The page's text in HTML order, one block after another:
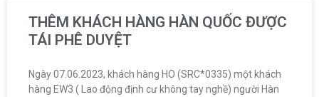
THÊM KHÁCH HÀNG HÀN QUỐC ĐƯỢC
TÁI PHÊ DUYỆT
Ngày 07.06.2023, khách hàng HO (SRC*0335) một khách
hàng EW3 ( Lao động định cư không tay nghề) người Hàn